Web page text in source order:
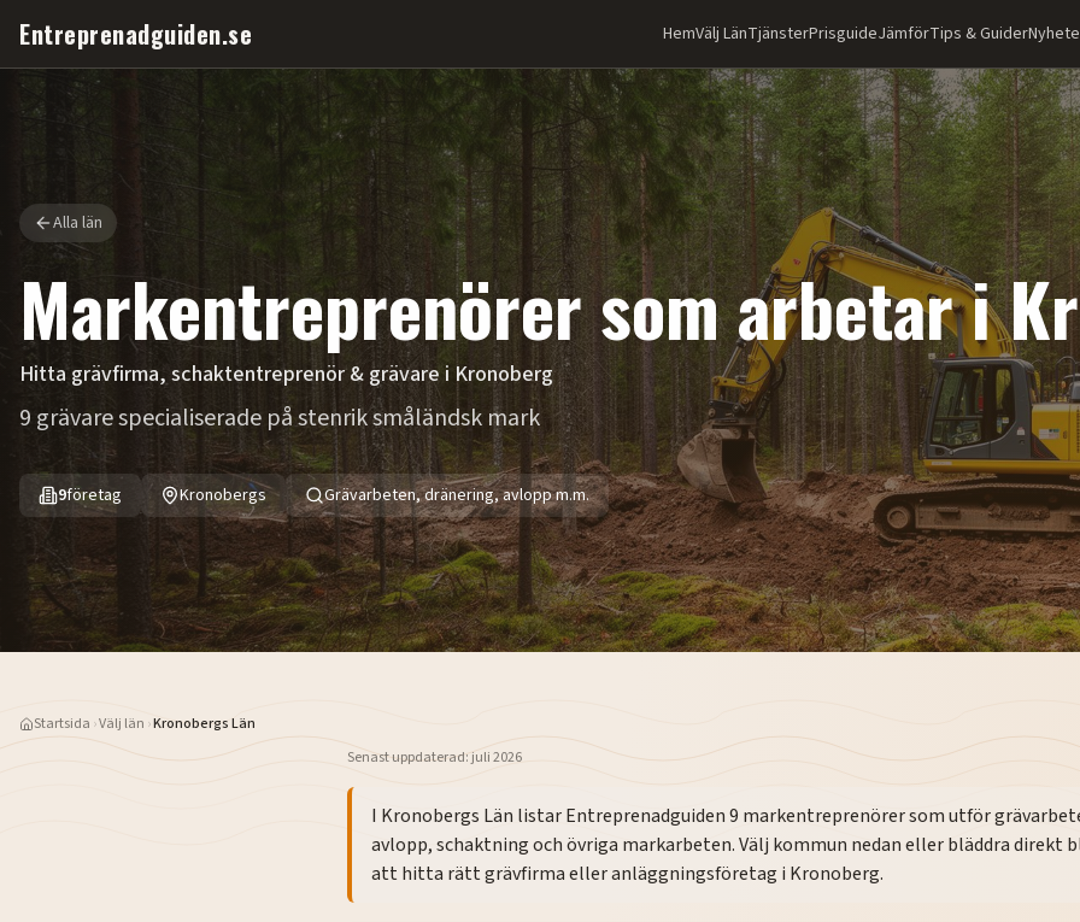
Entreprenadguiden.se HemVälj LänTjänsterPrisguideJämförTips & Guider
Alla län
Markentreprenörer som arbetar i
Hitta grävfirma, schaktentreprenör & grävare i Kronoberg
9 grävare specialiserade på stenrik småländsk mark
9företag Kronobergs Grävarbeten, dränering, avlopp m.m.
Startsida ›Välj län ›Kronobergs Län
Senast uppdaterad: juli 2026
I Kronobergs Län listar Entreprenadguiden9 markentreprenörer som utför
avlopp, schaktning och övriga markarbeten. Välj kommun nedan eller bläddra direkt
att hitta rätt grävfirma eller anläggningsföretag i Kronoberg.